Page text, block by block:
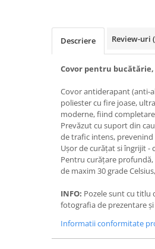
Descriere Review-uri
Covor pentru
Covor antiderapant (anti-
poliester cu fire joase,
moderne, fiind
Prevăzut cu suport din
de trafic intens,
Ușor de curățat si îngrijit -
Pentru curățare
de maxim 30 grade
INFO: Pozele sunt cu titlu
fotografia de prezentare
Informatii conformitate